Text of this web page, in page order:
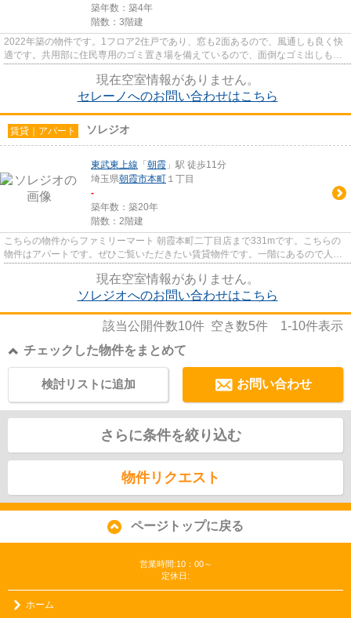
築年数：築4年
階数：3階建
2022年築の物件です。1フロア2住戸であり、窓も2面あるので、風通しも良く快
適です。共用部に住民専用のゴミ置き場を備えているので、面倒なゴミ出しも楽
現在空室情報がありません。
セレーノへのお問い合わせはこちら
賃貸｜アパート ソレジオ
東武東上線 「 朝霞 」駅 徒歩11分
埼玉県朝霞市本町 １丁目
-
築年数：築20年
階数：2階建
こちらの物件からファミリーマート 朝霞本町二丁目店まで331mです。こちらの
物件はアパートです。ぜひご覧いただきたい賃貸物件です。一階にあるので人の
現在空室情報がありません。
ソレジオへのお問い合わせはこちら
該当公開件数10件 空き数5件 1-10件表示
チェックした物件をまとめて
お問い合わせ
検討リストに追加
さらに条件を絞り込む
物件リクエスト
ページトップに戻る
営業時間:10：00～
定休日:
ホーム